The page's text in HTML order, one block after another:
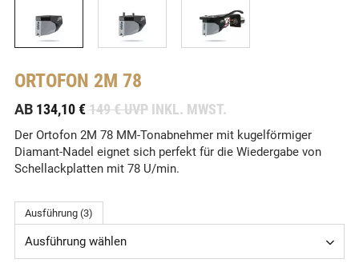
ORTOFON 2M 78
AB 134,10 €149 € UVP INKL. MWST.
Der Ortofon 2M 78 MM-Tonabnehmer mit kugelförmiger
Diamant-Nadel eignet sich perfekt für die Wiedergabe von
Schellackplatten mit 78 U/min.
Ausführung (3)
Ausführung wählen